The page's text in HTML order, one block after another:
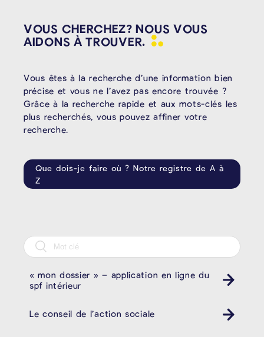
VOUS CHERCHEZ? NOUS VOUS
AIDONS ÀTROUVER.
Vous êtes à la recherche d’une information bien
précise et vous ne l’avez pas encore trouvée ?
Grâce à la recherche rapide et aux mots-clés les
plus recherchés, vous pouvez affiner votre
recherche.
Que dois-je faire où ? Notre registre de A à
Z
« mon dossier » – application en ligne du
spf intérieur
Le conseil de l’action sociale